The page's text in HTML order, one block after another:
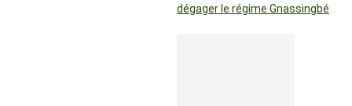
dégager le régime Gnassingbé